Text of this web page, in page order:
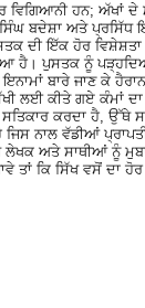
ਹਨ; ਅੱਖਾਂ ਦੇ
ਬਦੇਸ਼ਾ ਅਤੇ ਪ੍ਰਸਿੱਧ
ਦੀ ਇੱਕ ਹੋਰ
ਹੈ। ਪੁਸਤਕ ਨੂੰ
ਬਾਰੇ ਜਾਣ ਕੇ
ਲਈ ਕੀਤੇ ਗਏ ਕੰਮਾਂ ਦਾ
ਕਰਦਾ ਹੈ, ਉੱਥੇ
ਜਿਸ ਨਾਲ ਵੱਡੀਆਂ
ਅਤੇ ਸਾਥੀਆਂ ਨੂੰ
ਤਾਂ ਕਿ ਸਿੱਖ ਵਸੋਂ ਦਾ